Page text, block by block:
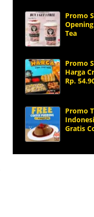
Promo
Tea
Promo
Harga
Rp.
Promo
Gratis